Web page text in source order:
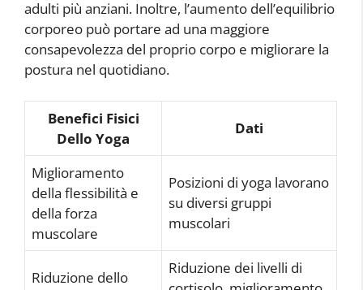
adulti più anziani. Inoltre, l’aumento dell’equilibrio
corporeo può portare ad una maggiore
consapevolezza del proprio corpo e migliorare la
postura nel quotidiano.
Benefici Fisici
Dello Yoga
Dati
Miglioramento
della flessibilità e
della forza
muscolare
Posizioni di yoga lavorano
su diversi gruppi
muscolari
Riduzione dello
Riduzione dei livelli di